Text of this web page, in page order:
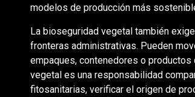
modelos de producción más
La bioseguridad vegetal también
fronteras administrativas. Pueden
empaques, contenedores o productos
vegetal es una responsabilidad
fitosanitarias, verificar el origen de